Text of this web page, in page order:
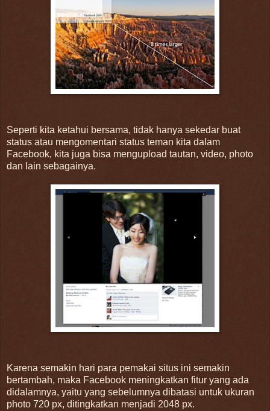
Seperti kita ketahui bersama, tidak hanya sekedar buat
status atau mengomentari status teman kita dalam
Facebook, kita juga bisa mengupload tautan, video, photo
dan lain sebagainya.
Karena semakin hari para pemakai situs ini semakin
bertambah, maka Facebook meningkatkan fitur yang ada
didalamnya, yaitu yang sebelumnya dibatasi untuk ukuran
photo 720 px, ditingkatkan menjadi 2048 px.